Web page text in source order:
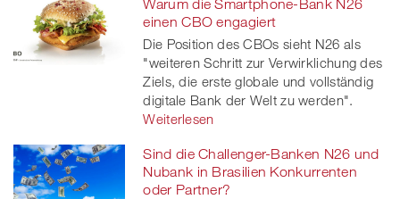
Warum die Smartphone-Bank N26
einen CBO engagiert
Die Position des CBOs sieht N26 als
"weiteren Schritt zur Verwirklichung des
Ziels, die erste globale und vollständig
digitale Bank der Welt zu werden".
Weiterlesen
Sind die Challenger-Banken N26 und
Nubank in Brasilien Konkurrenten
oder Partner?